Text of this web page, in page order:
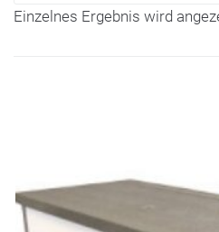
Einzelnes Ergebnis wird